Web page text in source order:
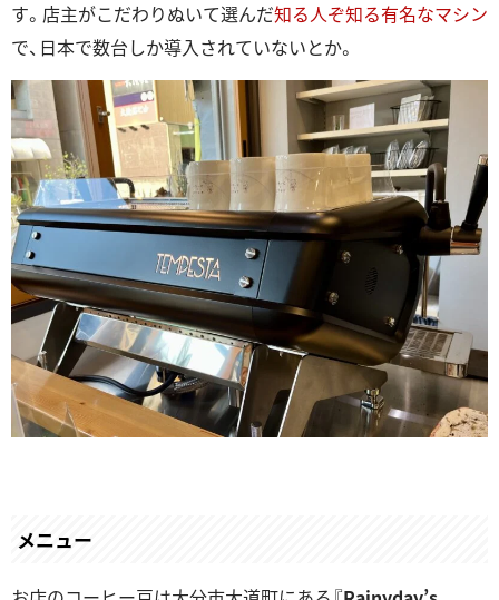
す。店主がこだわりぬいて選んだ知る人ぞ知る有名なマシン
で、日本で数台しか導入されていないとか。
メニュー